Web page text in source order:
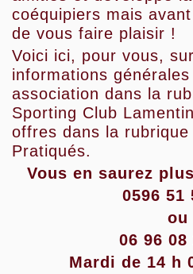
coéquipiers mais
de vous faire plaisir !
Voici ici, pour vous,
informations
association dans la
Sporting Club
offres dans la
Pratiqués.
Vous en saurez
0596 51
ou
06 96 08
Mardi de 14 h